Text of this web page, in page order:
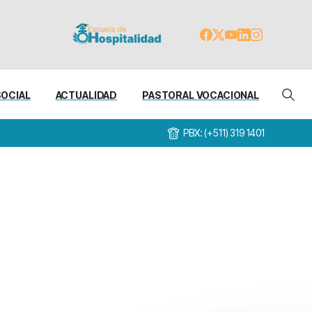
ACTUALIDAD PASTORAL VOCACIONAL
PBX: (+511) 319 1401